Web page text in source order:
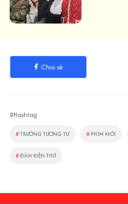
Chia sẻ
#Hashtag
#TRƯỜNG TƯƠNG TƯ # PHIM MỚI
#ĐÀN KIỆN THỨ